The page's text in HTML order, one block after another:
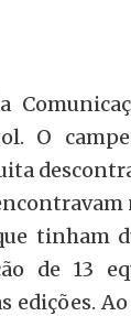
O
tinham
de 13
edições.